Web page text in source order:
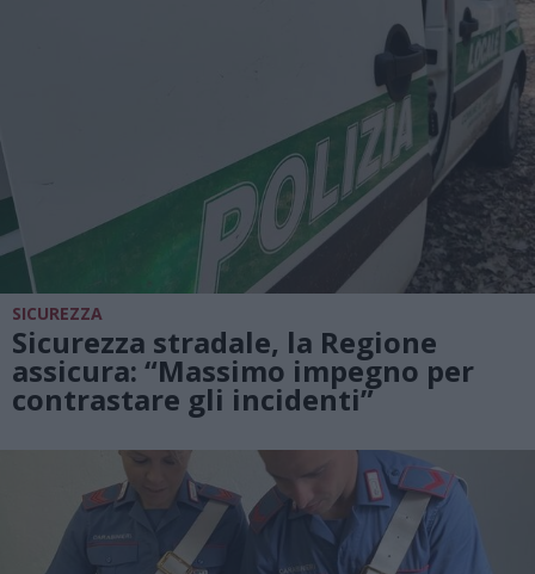
SICUREZZA
Sicurezza stradale, la Regione
assicura: “Massimo impegno per
contrastare gli incidenti”